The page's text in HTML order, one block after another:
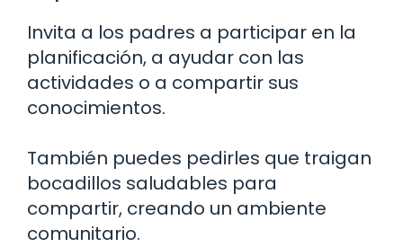
Invita a los padres a participar en la
planificación, a ayudar con las
actividades o a compartir sus
conocimientos.
También puedes pedirles que traigan
bocadillos saludables para
compartir, creando un ambiente
comunitario.